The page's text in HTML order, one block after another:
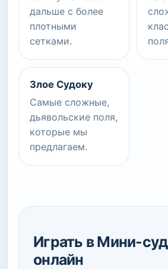
дальше с более
плотными
сетками.
Злое Судоку
Самые сложные,
дьявольские поля,
которые мы
предлагаем.
Играть в Мини-
онлайн